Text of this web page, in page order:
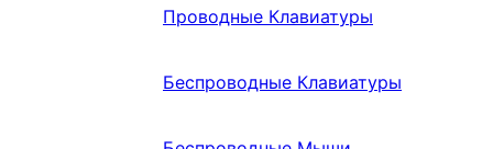
Проводные Клавиатуры
Беспроводные Клавиатуры